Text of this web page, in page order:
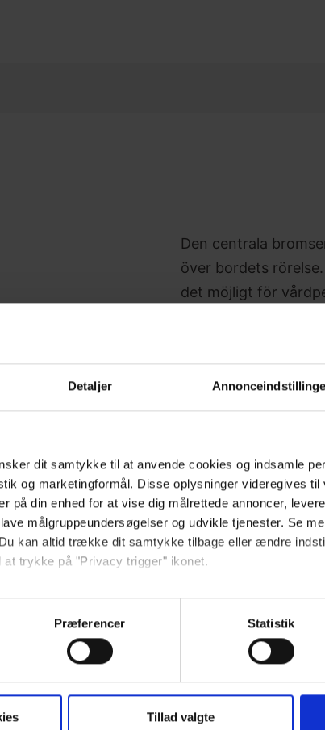
Detaljer
dit samtykke til at anvende cookies og indsamle
og marketingformål. Disse oplysninger videregives til
på din enhed for at vise dig målrettede annoncer,
målgruppeundersøgelser og udvikle tjenester. Se
kan altid trække dit samtykke tilbage eller ændre
at trykke på "Privacy trigger" ikonet.
gerne:
om din placering, der kan være nøjagtig inden for
baseret på en scanning af dens unikke karakteristika
vores indhold og annoncer, til at vise dig funktioner til
om din brug af vores hjemmeside med vores
Præferencer Statistik
Tillad valgte
Den centrala
över bordets
det möjligt för
säkerställer
ergonomiska
och stöd för
säkerhet och
och effektivt i
Den centrala